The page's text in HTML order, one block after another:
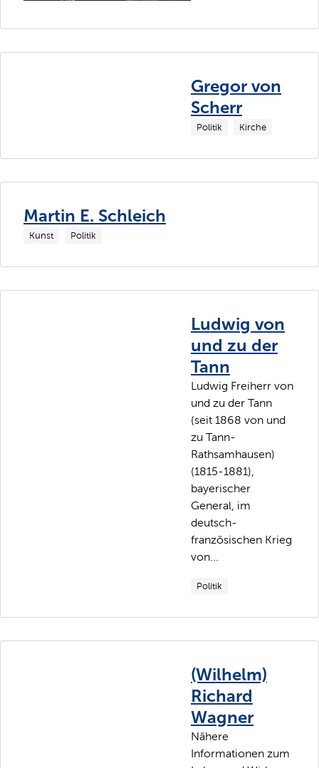
Gregor von
Scherr
Politik Kirche
Martin E. Schleich
Kunst Politik
Ludwig von
und zu der
Tann
Ludwig Freiherr von
und zu der Tann
(seit 1868 von und
zu Tann-
Rathsamhausen)
(1815-1881),
bayerischer
General, im
deutsch-
französischen Krieg
von...
Politik
(Wilhelm)
Richard
Wagner
Nähere
Informationen zum